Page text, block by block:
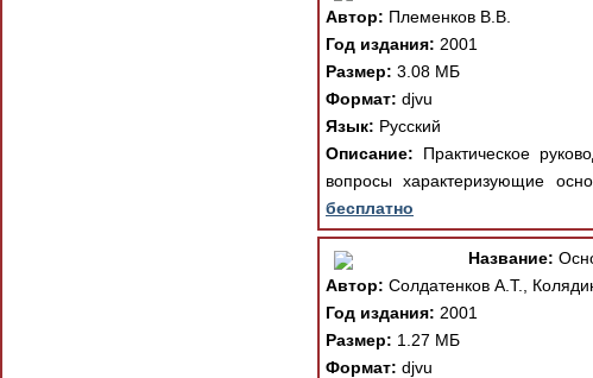
Автор: Племенков В.В.
Год издания: 2001
Размер: 3.08 МБ
Формат: djvu
Язык: Русский
Описание: Практическое
вопросы характеризующие
бесплатно
Название:
Автор: Солдатенков А.Т.,
Год издания: 2001
Размер: 1.27 МБ
Формат: djvu